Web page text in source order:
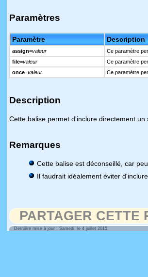
Paramètres
Paramètre Description
assign=valeur
Ce paramètre
file=valeur
Ce paramètre
once=valeur Ce paramètre
Description
Cette balise permet d'inclure directement un
Remarques
Cette balise est déconseillé, car
Il faudrait idéalement éviter
PARTAGER CETTE
Dernière mise à jour : Samedi, le 4 juillet 2015